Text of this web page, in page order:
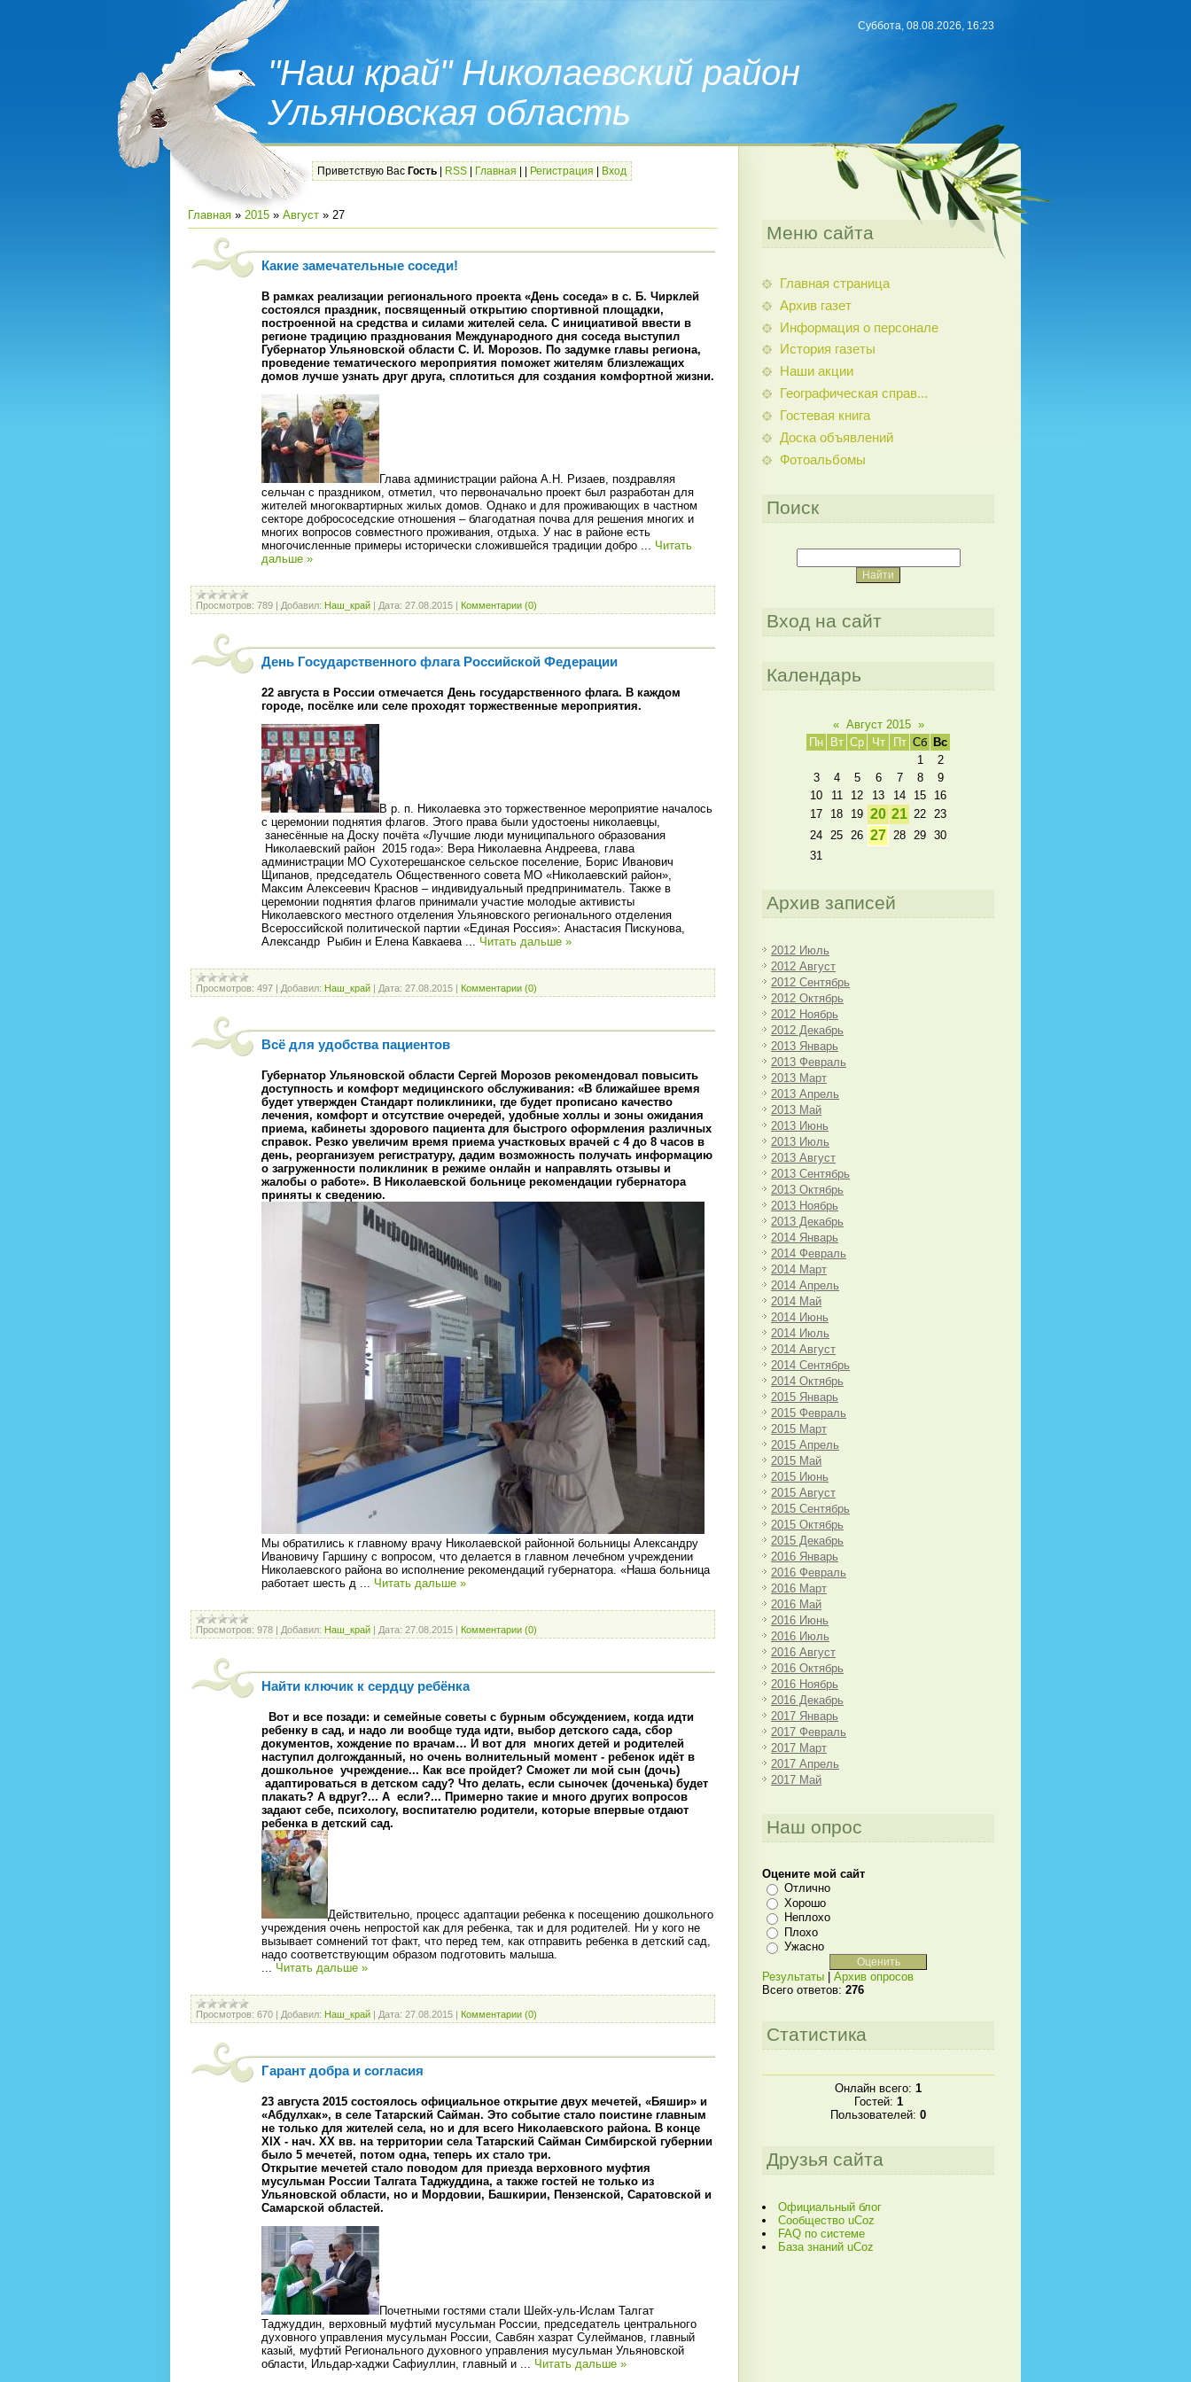
"Наш край" Николаевский район
Ульяновская область
Суббота, 08.08.2026, 16:23
Приветствую Вас Гость RSS Главная Регистрация Вход
Главная » 2015 » Август » 27
Какие замечательные соседи!
В рамках реализации регионального проекта «День соседа» в с. Б. Чирклей
состоялся праздник, посвященный открытию спортивной площадки,
построенной на средства и силами жителей села. С инициативой ввести в
регионе традицию празднования Международного дня соседа выступил
Губернатор Ульяновской области С. И. Морозов. По задумке главы региона,
проведение тематического мероприятия поможет жителям близлежащих
домов лучше узнать друг друга, сплотиться для создания комфортной жизни.
Глава администрации района А.Н. Ризаев, поздравляя
сельчан с праздником, отметил, что первоначально проект был разработан для
жителей многоквартирных жилых домов. Однако и для проживающих в частном
секторе добрососедские отношения – благодатная почва для решения многих и
многих вопросов совместного проживания, отдыха. У нас в районе есть
многочисленные примеры исторически сложившейся традиции добро
Читать
дальше »
Просмотров: 789 Добавил: Наш_край Дата: 27.08.2015 Комментарии (0)
День Государственного флага Российской Федерации
22 августа в России отмечается День государственного флага. В каждом
городе, посёлке или селе проходят торжественные мероприятия.
В р. п. Николаевка это торжественное мероприятие началось
с церемонии поднятия флагов. Этого права были удостоены николаевцы,
занесённые на Доску почёта «Лучшие люди муниципального образования
Николаевский район 2015 года»: Вера Николаевна Андреева, глава
администрации МО Сухотерешанское сельское поселение, Борис Иванович
Щипанов, председатель Общественного совета МО «Николаевский район»,
Максим Алексеевич Краснов – индивидуальный предприниматель. Также в
церемонии поднятия флагов принимали участие молодые активисты
Николаевского местного отделения Ульяновского регионального отделения
Всероссийской политической партии «Единая Россия»: Анастасия Пискунова,
Александр Рыбин и Елена Кавкаева
Читать дальше »
Просмотров: 497 Добавил: Наш_край Дата: 27.08.2015 Комментарии (0)
Всё для удобства пациентов
Губернатор Ульяновской области Сергей Морозов рекомендовал повысить
доступность и комфорт медицинского обслуживания: «В ближайшее время
будет утвержден Стандарт поликлиники, где будет прописано качество
лечения, комфорт и отсутствие очередей, удобные холлы и зоны ожидания
приема, кабинеты здорового пациента для быстрого оформления различных
справок. Резко увеличим время приема участковых врачей с 4 до 8 часов в
день, реорганизуем регистратуру, дадим возможность получать информацию
о загруженности поликлиник в режиме онлайн и направлять отзывы и
жалобы о работе». В Николаевской больнице рекомендации губернатора
приняты к сведению.
Мы обратились к главному врачу Николаевской районной больницы Александру
Ивановичу Гаршину с вопросом, что делается в главном лечебном учреждении
Николаевского района во исполнение рекомендаций губернатора. «Наша больница
работает шесть д
Читать дальше »
Просмотров: 978 | Добавил: Наш_край | Дата: 27.08.2015 | Комментарии (0)
Найти ключик к сердцу ребёнка
Вот и все позади: и семейные советы с бурным обсуждением, когда идти
ребенку в сад, и надо ли вообще туда идти, выбор детского сада, сбор
документов, хождение по врачам… И вот для многих детей и родителей
наступил долгожданный, но очень волнительный момент - ребенок идёт в
дошкольное учреждение... Как все пройдет? Сможет ли мой сын (дочь)
адаптироваться в детском саду? Что делать, если сыночек (доченька) будет
плакать? А вдруг?... А если?... Примерно такие и много других вопросов
задают себе, психологу, воспитателю родители, которые впервые отдают
ребенка в детский сад.
Действительно, процесс адаптации ребенка к посещению дошкольного
учреждения очень непростой как для ребенка, так и для родителей. Ни у кого не
вызывает сомнений тот факт, что перед тем, как отправить ребенка в детский сад,
надо соответст­вующим образом подготовить малыша.
Читать дальше »
Просмотров: 670 | Добавил: Наш_край | Дата: 27.08.2015 | Комментарии (0)
Гарант добра и согласия
23 августа 2015 состоялось официальное открытие двух мечетей, «Бяшир» и
«Абдулхак», в селе Татарский Сайман. Это событие стало поистине главным
не только для жителей села, но и для всего Николаевского района. В конце
XIX - нач. XX вв. на территории села Татарский Сайман Симбирской губернии
было 5 мечетей, потом одна, теперь их стало три.
Открытие мечетей стало поводом для приезда верховного муфтия
мусульман России Талгата Таджуддина, а также гостей не только из
Ульяновской области, но и Мордовии, Башкирии, Пензенской, Саратовской и
Самарской областей.
Почетными гостями стали Шейх-уль-Ислам Талгат
Таджуддин, верховный муфтий мусульман России, председатель центрального
духовного управления мусульман России, Савбян хазрат Сулейманов, главный
казый, муфтий Регионального духовного управления мусульман Ульяновской
области, Ильдар-хаджи Сафиуллин, главный и
Читать дальше »
Меню сайта
Главная страница
Архив газет
Информация о персонале
История газеты
Наши акции
Географическая справ...
Гостевая книга
Доска объявлений
Фотоальбомы
Поиск
Вход на сайт
Календарь
« Август 2015 »
Пн
Вт Ср Чт Пт Сб Вс
1
2
3
4 5 6 7 8
9
10
11 12 13 14 15
16
17
18 19 20 21 22
23
24
25 26 27 28 29 30
31
Архив записей
2012 Июль
2012 Август
2012 Сентябрь
2012 Октябрь
2012 Ноябрь
2012 Декабрь
2013 Январь
2013 Февраль
2013 Март
2013 Апрель
2013 Май
2013 Июнь
2013 Июль
2013 Август
2013 Сентябрь
2013 Октябрь
2013 Ноябрь
2013 Декабрь
2014 Январь
2014 Февраль
2014 Март
2014 Апрель
2014 Май
2014 Июнь
2014 Июль
2014 Август
2014 Сентябрь
2014 Октябрь
2015 Январь
2015 Февраль
2015 Март
2015 Апрель
2015 Май
2015 Июнь
2015 Август
2015 Сентябрь
2015 Октябрь
2015 Декабрь
2016 Январь
2016 Февраль
2016 Март
2016 Май
2016 Июнь
2016 Июль
2016 Август
2016 Октябрь
2016 Ноябрь
2016 Декабрь
2017 Январь
2017 Февраль
2017 Март
2017 Апрель
2017 Май
Наш опрос
Оцените мой сайт
Отлично
Хорошо
Неплохо
Плохо
Ужасно
Результаты
Архив опросов
Всего ответов: 276
Статистика
Онлайн всего: 1
Гостей: 1
Пользователей: 0
Друзья сайта
Официальный блог
Сообщество uCoz
FAQ по системе
База знаний uCoz